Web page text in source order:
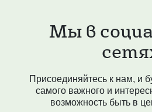
Мы в
Присоединяйтесь к нам, и
самого важного и
возможность быть в